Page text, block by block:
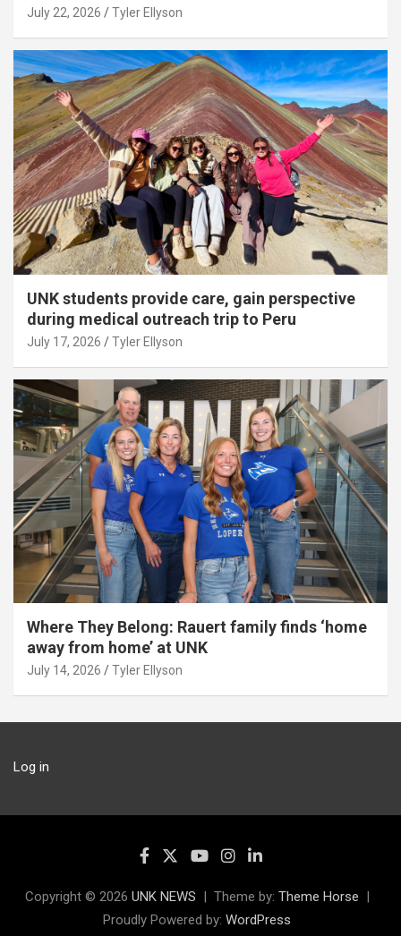
July 22, 2026 Tyler Ellyson
UNK students provide care, gain perspective
during medical outreach trip to Peru
July 17, 2026 Tyler Ellyson
Where They Belong: Rauert family finds ‘home
away from home’ at UNK
July 14, 2026 Tyler Ellyson
Log in
Copyright © 2026 UNK NEWS Theme by: Theme Horse
Proudly Powered by: WordPress